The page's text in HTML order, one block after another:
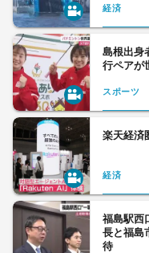
経済
島根出身
行ペアが
スポーツ
楽天経済
経済
福島駅西
長と福島
待